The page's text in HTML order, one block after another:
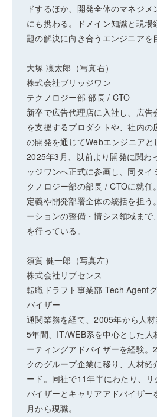
ドするほか、開発全体のマネジ
にも携わる。ドメイン知識と現場
題の解決に向き合うエンジニアを
大塚 凜太郎（写真右）
株式会社ブリッジワン
テクノロジー部 部長 / CTO
新卒で広告代理店に入社し、広
を支援するプロダクトや、社内の
の開発を通じてWebエンジニアと
2025年3月、以前より開発に関わ
ッジワンへ正式に参画し、同タイ
クノロジー部の部長 / CTOに就任
定義や開発部署全体の統括を担う
ーションの整備・情シス領域まで
を行っている。
須賀 健一郎（写真左）
株式会社リブセンス
転職ドラフト事業部 Tech Agent
バイザー
通関業務を経て、2005年から人
5年間、IT/WEB系を中心とした
ーティングアドバイザーを経験。
クのグループ企業に移り、人材紹
ード。同社で11年半にわたり、
バイザーとキャリアアドバイザー
月から現職。